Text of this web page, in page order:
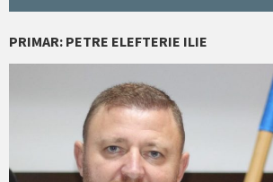
PRIMAR: PETRE ELEFTERIE ILIE